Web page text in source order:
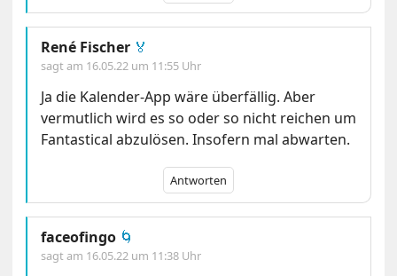
René Fischer 🏅
sagt am 16.05.22 um 11:55 Uhr
Ja die Kalender-App wäre überfällig. Aber
vermutlich wird es so oder so nicht reichen um
Fantastical abzulösen. Insofern mal abwarten.
Antworten
faceofingo 🌀
sagt am 16.05.22 um 11:38 Uhr